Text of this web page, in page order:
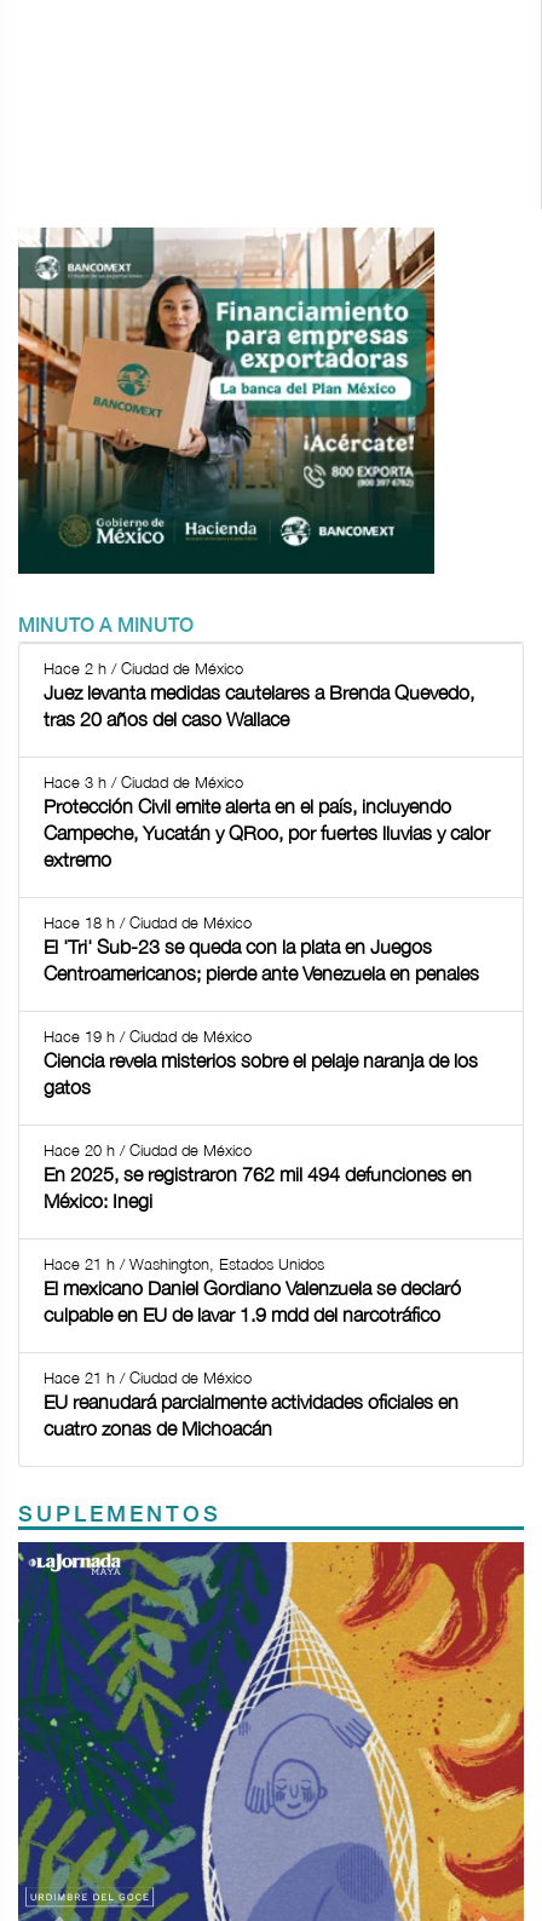
MINUTO A MINUTO
Hace 2 h / Ciudad de México
Juez levanta medidas cautelares a Brenda Quevedo,
tras 20 años del caso Wallace
Hace 3 h / Ciudad de México
Protección Civil emite alerta en el país, incluyendo
Campeche, Yucatán y QRoo, por fuertes lluvias y calor
extremo
Hace 18 h / Ciudad de México
El 'Tri' Sub-23 se queda con la plata en Juegos
Centroamericanos; pierde ante Venezuela en penales
Hace 19 h / Ciudad de México
Ciencia revela misterios sobre el pelaje naranja de los
gatos
Hace 20 h / Ciudad de México
En 2025, se registraron 762 mil 494 defunciones en
México: Inegi
Hace 21 h / Washington, Estados Unidos
El mexicano Daniel Gordiano Valenzuela se declaró
culpable en EU de lavar 1.9 mdd del narcotráfico
Hace 21 h / Ciudad de México
EU reanudará parcialmente actividades oficiales en
cuatro zonas de Michoacán
SUPLEMENTOS